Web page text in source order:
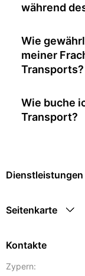
während
Wie
meiner
Transports?
Wie buche
Transport?
Dienstleistungen
Seitenkarte
Kontakte
Zypern: